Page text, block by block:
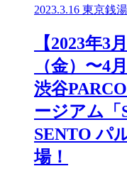
2023.3.16 東京銭
【2023年3
（金）〜4
渋谷
ージアム「
SENTO パ
場！